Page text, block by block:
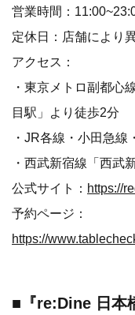
営業時間：
定休日：店舗により
アクセス：
・東京メトロ副都心
目駅」より徒歩2分
・JR各線・小田急
・西武新宿線「西武
公式サイト： https://
予約ページ：
■『re:Dine 日本